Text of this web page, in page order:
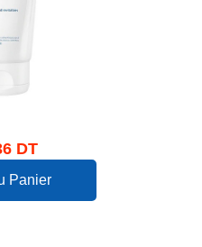
DT
Ajouter au Panier